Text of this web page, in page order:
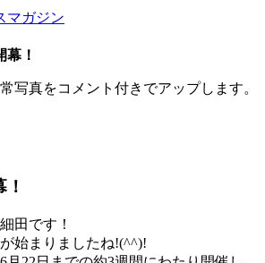
マガジン
幕！
写真をコメント付きでアップします。
田です！
始まりましたね!(^^)!